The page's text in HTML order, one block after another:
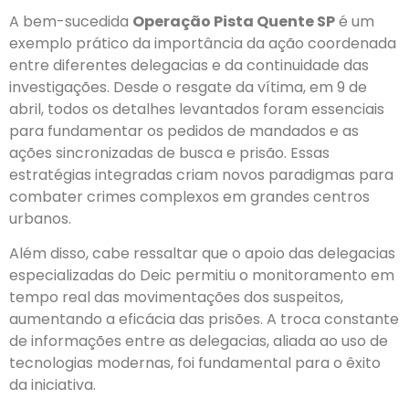
A bem-sucedida Operação Pista Quente SPé um
exemplo prático da importância da ação coordenada
entre diferentes delegacias e da continuidade das
investigações. Desde o resgate da vítima, em 9 de
abril, todos os detalhes levantados foram essenciais
para fundamentar os pedidos de mandados e as
ações sincronizadas de busca e prisão. Essas
estratégias integradas criam novos paradigmas para
combater crimes complexos em grandes centros
urbanos.
Além disso, cabe ressaltar que o apoio das delegacias
especializadas do Deic permitiu o monitoramento em
tempo real das movimentações dos suspeitos,
aumentando a eficácia das prisões. A troca constante
de informações entre as delegacias, aliada ao uso de
tecnologias modernas, foi fundamental para o êxito
da iniciativa.